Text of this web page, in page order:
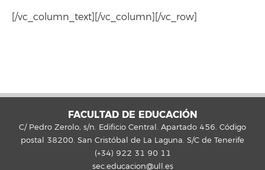
[/vc_column_text][/vc_column][/vc_row]
FACULTAD DE EDUCACIÓN
C/ Pedro Zerolo, s/n. Edificio Central. Apartado 456. Código
postal 38200. San Cristóbal de La Laguna. S/C de Tenerife
(+34) 922 31 90 11
sec.educacion@ull.es